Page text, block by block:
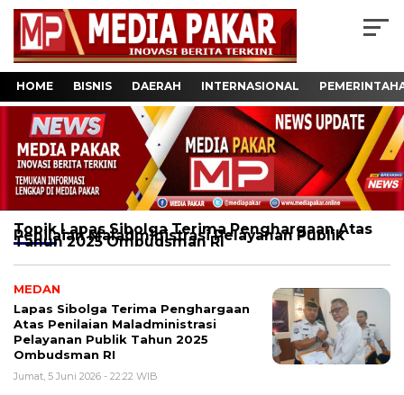
HOME BISNIS DAERAH INTERNASIONAL
Topik Lapas Sibolga Terima Penghargaan Atas
Penilaian Maladministrasi Pelayanan Publik
Tahun 2025 Ombudsman RI
MEDAN
Lapas Sibolga Terima Penghargaan
Atas Penilaian Maladministrasi
Pelayanan Publik Tahun 2025
Ombudsman RI
Jumat, 5 Juni 2026 - 22:22 WIB